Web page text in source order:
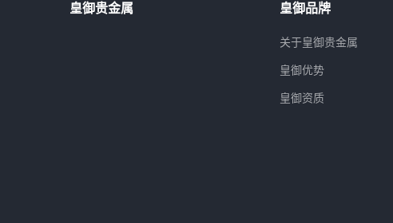
皇御贵金属 皇御品牌
关于皇御贵金属
皇御优势
皇御资质